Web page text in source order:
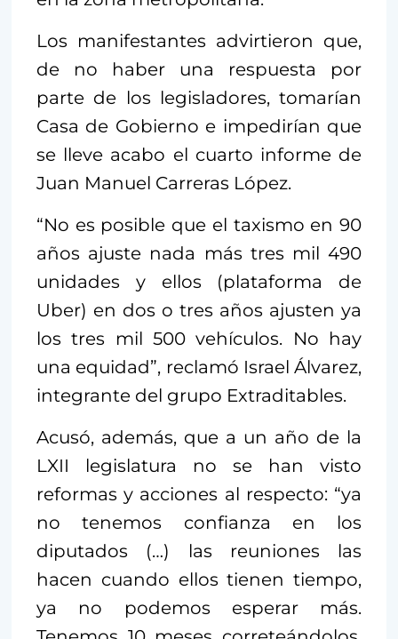
Los manifestantes advirtieron que,
de no haber una respuesta por
parte de los legisladores, tomarían
Casa de Gobierno e impedirían que
se lleve acabo el cuarto informe de
Juan Manuel Carreras López.
“No es posible que el taxismo en 90
años ajuste nada más tres mil 490
unidades y ellos (plataforma de
Uber) en dos o tres años ajusten ya
los tres mil 500 vehículos. No hay
una equidad”, reclamó Israel Álvarez,
integrante del grupo Extraditables.
Acusó, además, que a un año de la
LXII legislatura no se han visto
reformas y acciones al respecto: “ya
no tenemos confianza en los
diputados (…) las reuniones las
hacen cuando ellos tienen tiempo,
ya no podemos esperar más.